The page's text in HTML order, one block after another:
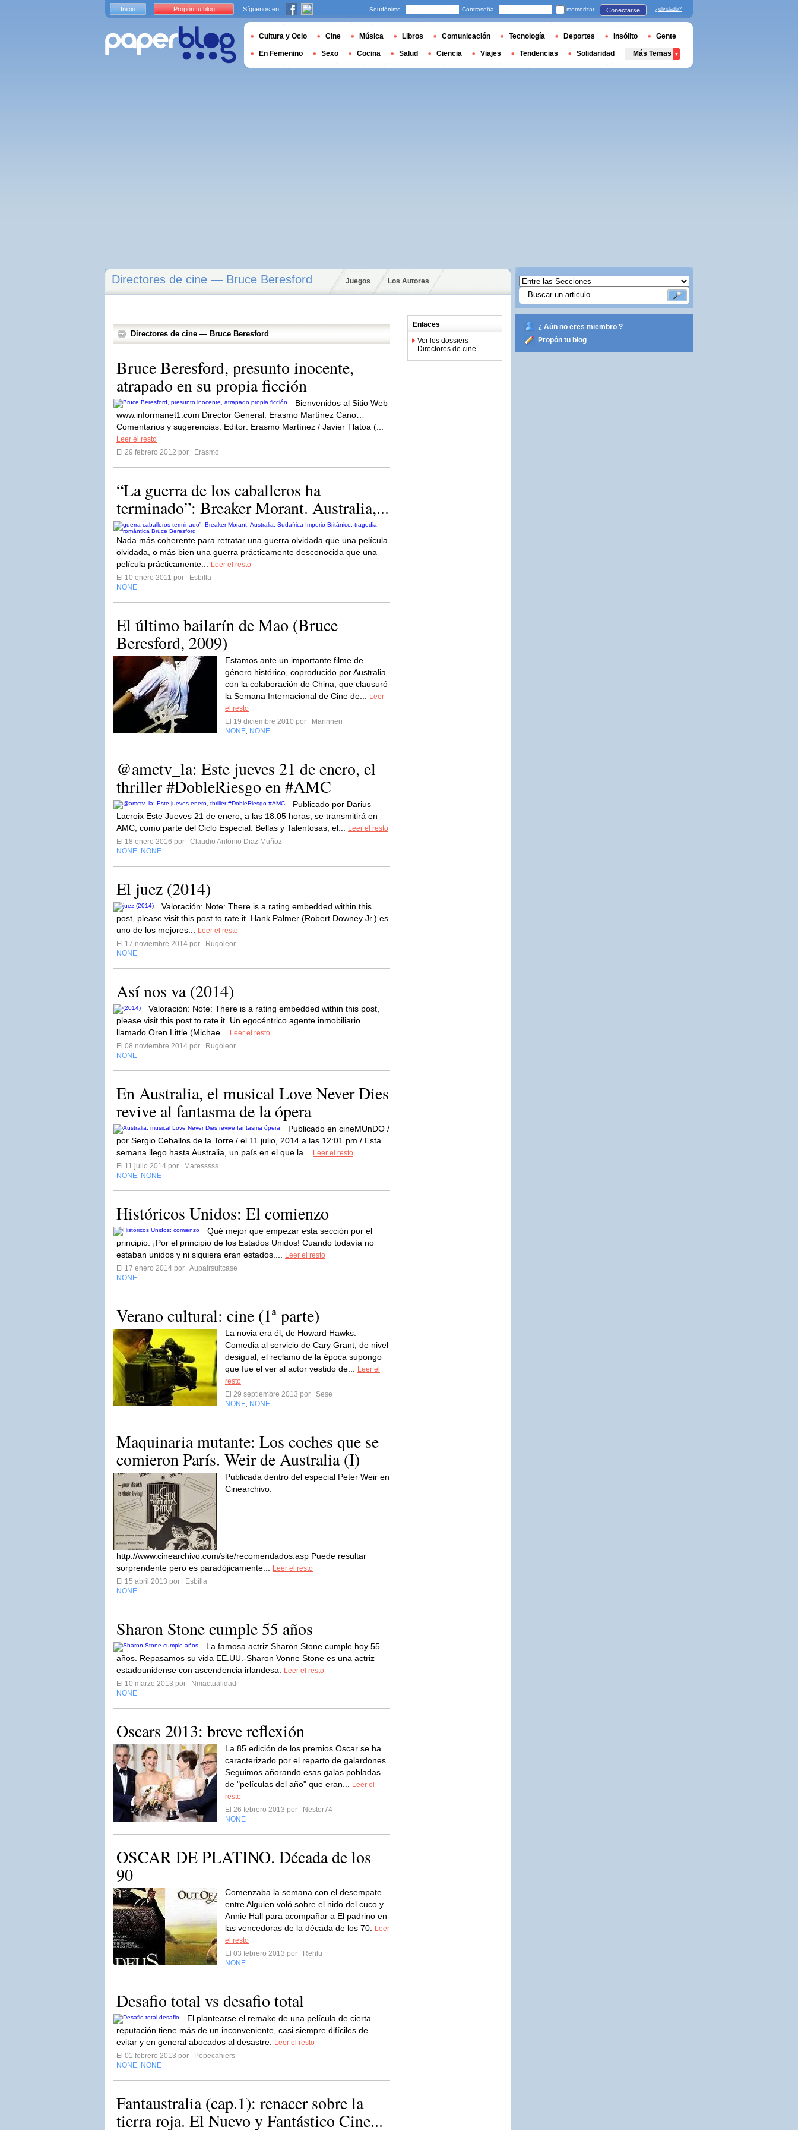
Directores de cine — Bruce Beresford Juegos Los Autores
Directores de cine — Bruce Beresford
Bruce Beresford, presunto inocente,
atrapado en su propia ficción
Bienvenidos al Sitio Web
www.informanet1.com Director General: Erasmo Martínez Cano…
Comentarios y sugerencias: Editor: Erasmo Martínez / Javier Tlatoa (...
Leer el resto
El 29 febrero 2012 por
Erasmo
“La guerra de los caballeros ha
terminado”: Breaker Morant. Australia,...
Nada más coherente para retratar una guerra olvidada que una película
olvidada, o más bien una guerra prácticamente desconocida que una
película prácticamente...
Leer el resto
El 10 enero 2011 por
Esbilla
NONE
El último bailarín de Mao (Bruce
Beresford, 2009)
Estamos ante un importante filme de
género histórico, coproducido por Australia
con la colaboración de China, que clausuró
la Semana Internacional de Cine de...
Leer
el resto
El 19 diciembre 2010 por
Marinneri
NONE NONE
@amctv_la: Este jueves 21 de enero, el
thriller #DobleRiesgo en #AMC
Publicado por Darius
Lacroix Este Jueves 21 de enero, a las 18.05 horas, se transmitirá en
AMC, como parte del Ciclo Especial: Bellas y Talentosas, el...
Leer el resto
El 18 enero 2016 por
Claudio Antonio Diaz Muñoz
NONE NONE
El juez (2014)
Valoración: Note: There is a rating embedded within this
post, please visit this post to rate it. Hank Palmer (Robert Downey Jr.) es
uno de los mejores...
Leer el resto
El 17 noviembre 2014 por
Rugoleor
NONE
Así nos va (2014)
Valoración: Note: There is a rating embedded within this post,
please visit this post to rate it. Un egocéntrico agente inmobiliario
llamado Oren Little (Michae...
Leer el resto
El 08 noviembre 2014 por
Rugoleor
NONE
En Australia, el musical Love Never Dies
revive al fantasma de la ópera
Publicado en cineMUnDO /
por Sergio Ceballos de la Torre / el 11 julio, 2014 a las 12:01 pm / Esta
semana llego hasta Australia, un país en el que la...
Leer el resto
El 11 julio 2014 por
Maresssss
NONE NONE
Históricos Unidos: El comienzo
Qué mejor que empezar esta sección por el
principio. ¡Por el principio de los Estados Unidos! Cuando todavía no
estaban unidos y ni siquiera eran estados....
Leer el resto
El 17 enero 2014 por Aupairsuitcase
NONE
Verano cultural: cine (1ª parte)
La novia era él, de Howard Hawks.
Comedia al servicio de Cary Grant, de nivel
desigual; el reclamo de la época supongo
que fue el ver al actor vestido de...
Leer el
resto
El 29 septiembre 2013 por
Sese
NONE NONE
Maquinaria mutante: Los coches que se
comieron París. Weir de Australia (I)
Publicada dentro del especial Peter Weir en
Cinearchivo:
http://www.cinearchivo.com/site/recomendados.asp Puede resultar
sorprendente pero es paradójicamente...
Leer el resto
El 15 abril 2013 por
Esbilla
NONE
Sharon Stone cumple 55 años
La famosa actriz Sharon Stone cumple hoy 55
años. Repasamos su vida EE.UU.-Sharon Vonne Stone es una actriz
estadounidense con ascendencia irlandesa.
Leer el resto
El 10 marzo 2013 por
Nmactualidad
NONE
Oscars 2013: breve reflexión
La 85 edición de los premios Oscar se ha
caracterizado por el reparto de galardones.
Seguimos añorando esas galas pobladas
de "películas del año" que eran...
Leer el
resto
El 26 febrero 2013 por
Nestor74
NONE
OSCAR DE PLATINO. Década de los
90
Comenzaba la semana con el desempate
entre Alguien voló sobre el nido del cuco y
Annie Hall para acompañar a El padrino en
las vencedoras de la década de los 70.
Leer
el resto
El 03 febrero 2013 por
Rehlu
NONE
Desafio total vs desafio total
El plantearse el remake de una película de cierta
reputación tiene más de un inconveniente, casi siempre difíciles de
evitar y en general abocados al desastre.
Leer el resto
El 01 febrero 2013 por
Pepecahiers
NONE NONE
Fantaustralia (cap.1): renacer sobre la
tierra roja. El Nuevo y Fantástico Cine...
Enlaces
Ver los dossiers
Directores de cine
¿ Aún no eres miembro ?
Propón tu blog
Inicio Propón tu blog Síguenos en Seudónimo Contraseña memorizar Conectarse ¿olvidado?
Cultura y Ocio Cine Música Libros Comunicación Tecnología Deportes Insólito Gente
En Femenino Sexo Cocina Salud Ciencia Viajes Tendencias Solidaridad Más Temas